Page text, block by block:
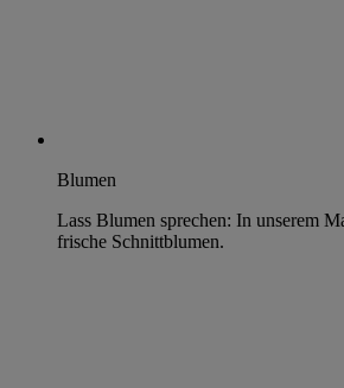
Blumen
Lass Blumen sprechen: In unserem
frische Schnittblumen.